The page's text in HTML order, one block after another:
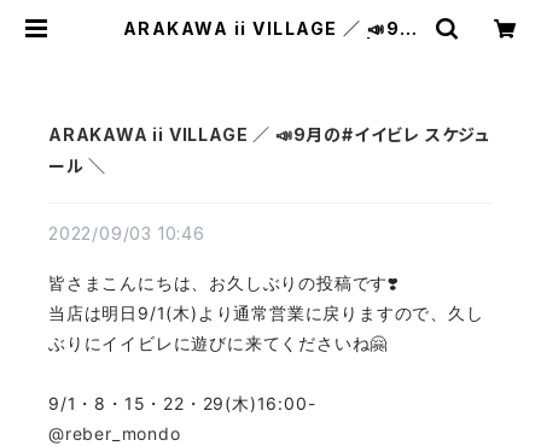
ARAKAWA ii VILLAGE ／ 📣9月
ARAKAWA ii VILLAGE ／ 📣9月の#イイビレ スケジュ
ール ＼
2022/09/03 10:46
皆さまこんにちは、お久しぶりの投稿です❣️
当店は明日9/1(木)より通常営業に戻りますので、久し
ぶりにイイビレに遊びに来てくださいね🤗
9/1・8・15・22・29(木)16:00-
@reber_mondo